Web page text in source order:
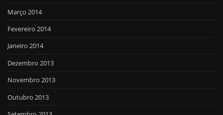
Março 2014
Fevereiro 2014
Janeiro 2014
Dezembro 2013
Novembro 2013
Outubro 2013